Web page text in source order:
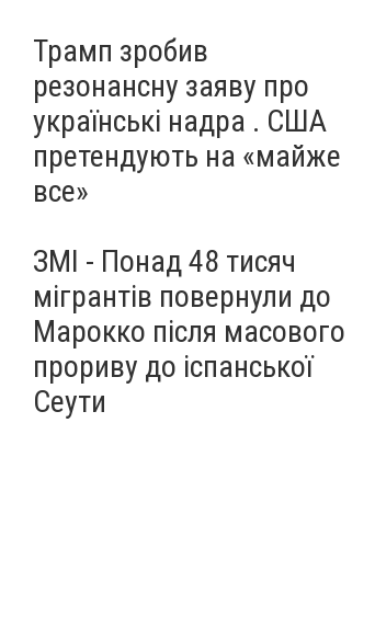
Трамп зробив
резонансну заяву про
українські надра . США
претендують на «майже
все»
ЗМІ - Понад 48 тисяч
мігрантів повернули до
Марокко після масового
прориву до іспанської
Сеути